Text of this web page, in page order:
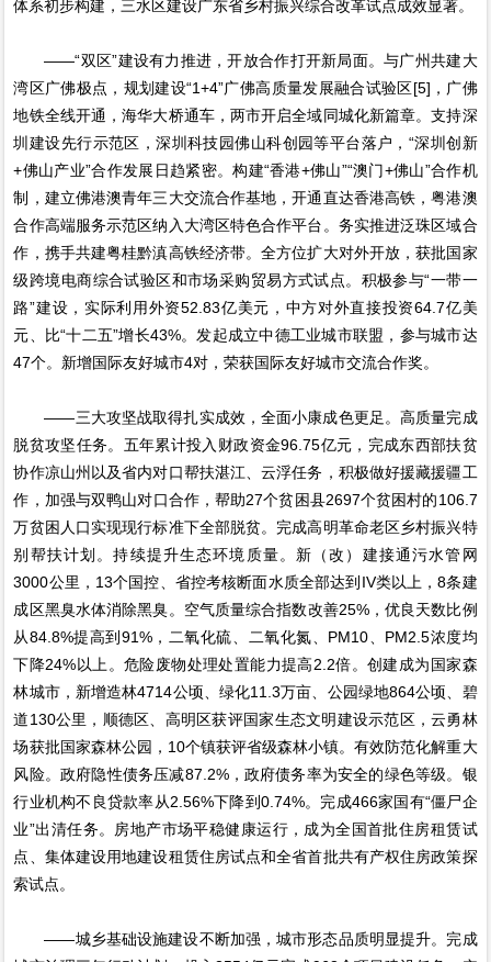
体系初步构建，三水区建设广东省乡村振兴综合改革试点成效显著。
——“双区”建设有力推进，开放合作打开新局面。与广州共建大
湾区广佛极点，规划建设“1+4”广佛高质量发展融合试验区[5]，广佛
地铁全线开通，海华大桥通车，两市开启全域同城化新篇章。支持深
圳建设先行示范区，深圳科技园佛山科创园等平台落户，“深圳创新
+佛山产业”合作发展日趋紧密。构建“香港+佛山”“澳门+佛山”合作机
制，建立佛港澳青年三大交流合作基地，开通直达香港高铁，粤港澳
合作高端服务示范区纳入大湾区特色合作平台。务实推进泛珠区域合
作，携手共建粤桂黔滇高铁经济带。全方位扩大对外开放，获批国家
级跨境电商综合试验区和市场采购贸易方式试点。积极参与“一带一
路”建设，实际利用外资52.83亿美元，中方对外直接投资64.7亿美
元、比“十二五”增长43%。发起成立中德工业城市联盟，参与城市达
47个。新增国际友好城市4对，荣获国际友好城市交流合作奖。
——三大攻坚战取得扎实成效，全面小康成色更足。高质量完成
脱贫攻坚任务。五年累计投入财政资金96.75亿元，完成东西部扶贫
协作凉山州以及省内对口帮扶湛江、云浮任务，积极做好援藏援疆工
作，加强与双鸭山对口合作，帮助27个贫困县2697个贫困村的106.7
万贫困人口实现现行标准下全部脱贫。完成高明革命老区乡村振兴特
别帮扶计划。持续提升生态环境质量。新（改）建接通污水管网
3000公里，13个国控、省控考核断面水质全部达到IV类以上，8条建
成区黑臭水体消除黑臭。空气质量综合指数改善25%，优良天数比例
从84.8%提高到91%，二氧化硫、二氧化氮、PM10、PM2.5浓度均
下降24%以上。危险废物处理处置能力提高2.2倍。创建成为国家森
林城市，新增造林4714公顷、绿化11.3万亩、公园绿地864公顷、碧
道130公里，顺德区、高明区获评国家生态文明建设示范区，云勇林
场获批国家森林公园，10个镇获评省级森林小镇。有效防范化解重大
风险。政府隐性债务压减87.2%，政府债务率为安全的绿色等级。银
行业机构不良贷款率从2.56%下降到0.74%。完成466家国有“僵尸企
业”出清任务。房地产市场平稳健康运行，成为全国首批住房租赁试
点、集体建设用地建设租赁住房试点和全省首批共有产权住房政策探
索试点。
——城乡基础设施建设不断加强，城市形态品质明显提升。完成